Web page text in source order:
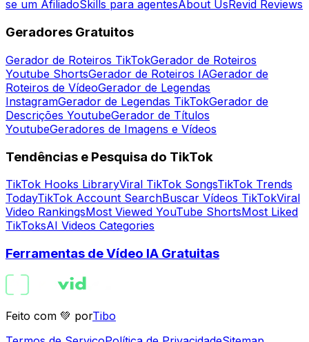
se um AfiliadoSkills para agentesAbout UsRevid Reviews
Geradores Gratuitos
Gerador de Roteiros TikTokGerador de Roteiros
Youtube ShortsGerador de Roteiros IAGerador de
Roteiros de VídeoGerador de Legendas
InstagramGerador de Legendas TikTokGerador de
Descrições YoutubeGerador de Títulos
YoutubeGeradores de Imagens e Vídeos
Tendências e Pesquisa do TikTok
TikTok Hooks LibraryViral TikTok SongsTikTok Trends
TodayTikTok Account SearchBuscar Vídeos TikTokViral
Video RankingsMost Viewed YouTube ShortsMost Liked
TikToksAI Videos Categories
Ferramentas de Vídeo IA Gratuitas
Feito com 💚 porTibo